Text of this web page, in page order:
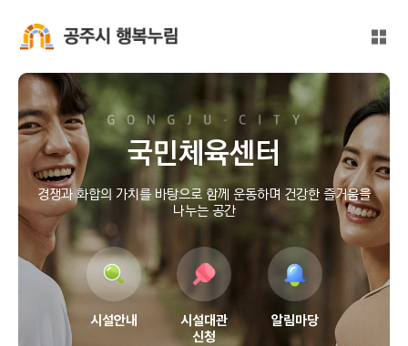
전체
국민체육센터
경쟁과 화합의 가치를 바탕으로 함께 운동하며 건강한 즐거움을
나누는 공간
시설안내
시설대관
신청
알림마당